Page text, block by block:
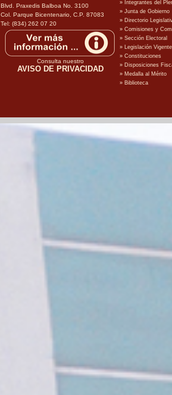
Blvd. Praxedis Balboa No. 3100
Col. Parque Bicentenario, C.P. 87083
Tel: (834) 262 07 20
Consulta nuestro
AVISO DE PRIVACIDAD